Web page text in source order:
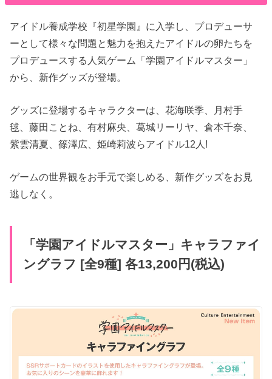
アイドル養成学校『初星学園』に入学し、プロデューサ
ーとして様々な問題と魅力を抱えたアイドルの卵たちを
プロデュースする人気ゲーム「学園アイドルマスター」
から、新作グッズが登場。
グッズに登場するキャラクターは、花海咲季、月村手
毬、藤田ことね、有村麻央、葛城リーリヤ、倉本千奈、
紫雲清夏、篠澤広、姫崎莉波らアイドル12人!
ゲームの世界観をお手元で楽しめる、新作グッズをお見
逃しなく。
「学園アイドルマスター」キャラファイ
ングラフ [全9種] 各13,200円(税込)